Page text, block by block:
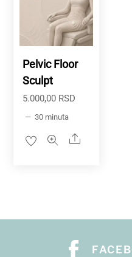
Pelvic Floor
Sculpt
5.000,00 RSD
30 minuta
Share